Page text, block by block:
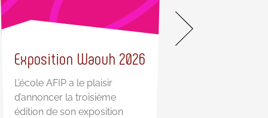
Exposition Waouh 2026
L’école AFIP a le plaisir
d’annoncer la troisième
édition de son exposition